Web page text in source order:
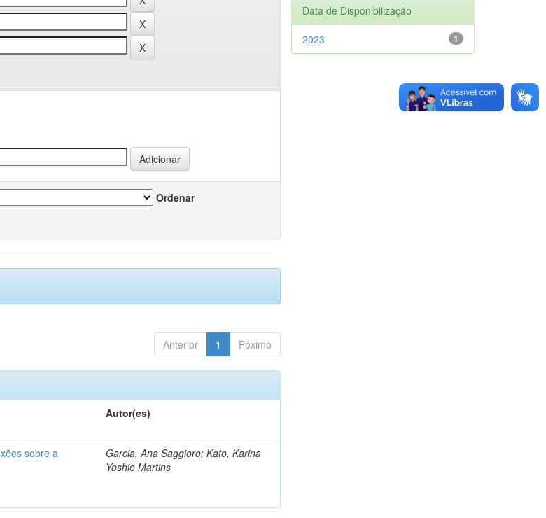
Ordenar
Anterior 1 Póximo
Autor(es)
sobre a
Garcia, Ana Saggioro; Kato, Karina
Yoshie Martins
Data de Disponibilização
1
2023